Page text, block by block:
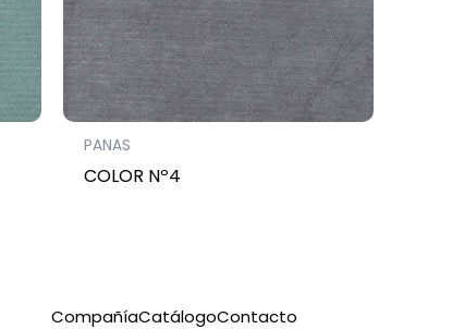
PANAS
COLOR Nº4
CompañíaCatálogoContacto